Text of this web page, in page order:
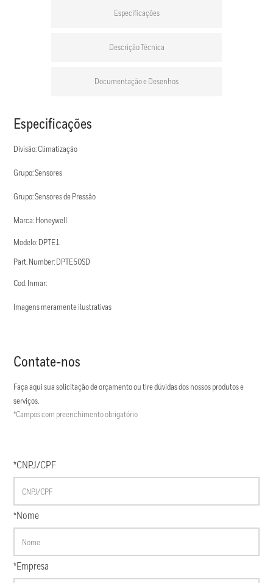
Especificações
Descrição Técnica
Documentação e Desenhos
Especificações
Divisão: Climatização
Grupo: Sensores
Grupo: Sensores de Pressão
Marca: Honeywell
Modelo: DPTE1
Part. Number: DPTE50SD
Cod. Inmar:
Imagens meramente ilustrativas
Contate-nos
Faça aqui sua solicitação de orçamento ou tire dúvidas dos nossos produtos e
serviços.
*Campos com preenchimento obrigatório
*CNPJ/CPF
*Nome
*Empresa